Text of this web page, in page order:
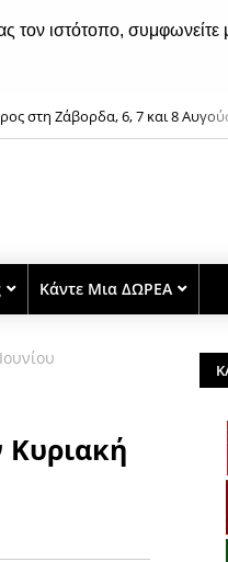
τον ιστότοπο,
στη Ζάβορδα, 6, 7 και 8
Κάντε Μια ΔΩΡΕΑ
Κυριακή